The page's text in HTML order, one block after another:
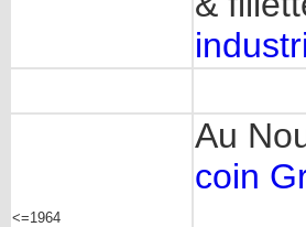
<=1964
Au
coin